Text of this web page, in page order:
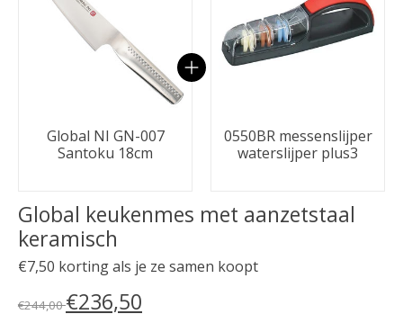
Global NI GN-007
Santoku 18cm
0550BR messenslijper
waterslijper plus3
Global keukenmes met aanzetstaal
keramisch
€7,50 korting als je ze samen koopt
€244,00€236,50